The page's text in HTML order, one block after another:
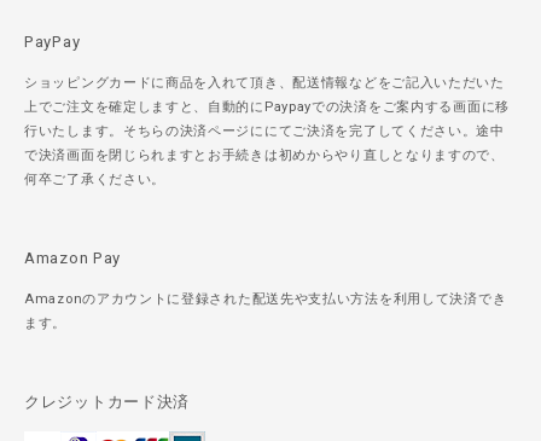
PayPay
ショッピングカードに商品を入れて頂き、配送情報などをご記入いただいた
上でご注文を確定しますと、自動的にPaypayでの決済をご案内する画面に移
行いたします。そちらの決済ページににてご決済を完了してください。途中
で決済画面を閉じられますとお手続きは初めからやり直しとなりますので、
何卒ご了承ください。
Amazon Pay
Amazonのアカウントに登録された配送先や支払い方法を利用して決済でき
ます。
クレジットカード決済